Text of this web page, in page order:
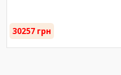
30257 грн